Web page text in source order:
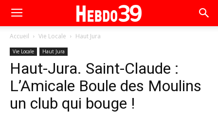
Accueil Vie Locale Haut Jura
Vie Locale Haut Jura
Haut-Jura. Saint-Claude :
L’Amicale Boule des Moulins
un club qui bouge !